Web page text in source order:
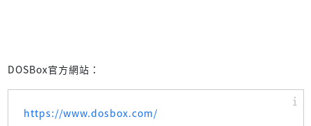
DOSBox官方網站：
https://www.dosbox.com/